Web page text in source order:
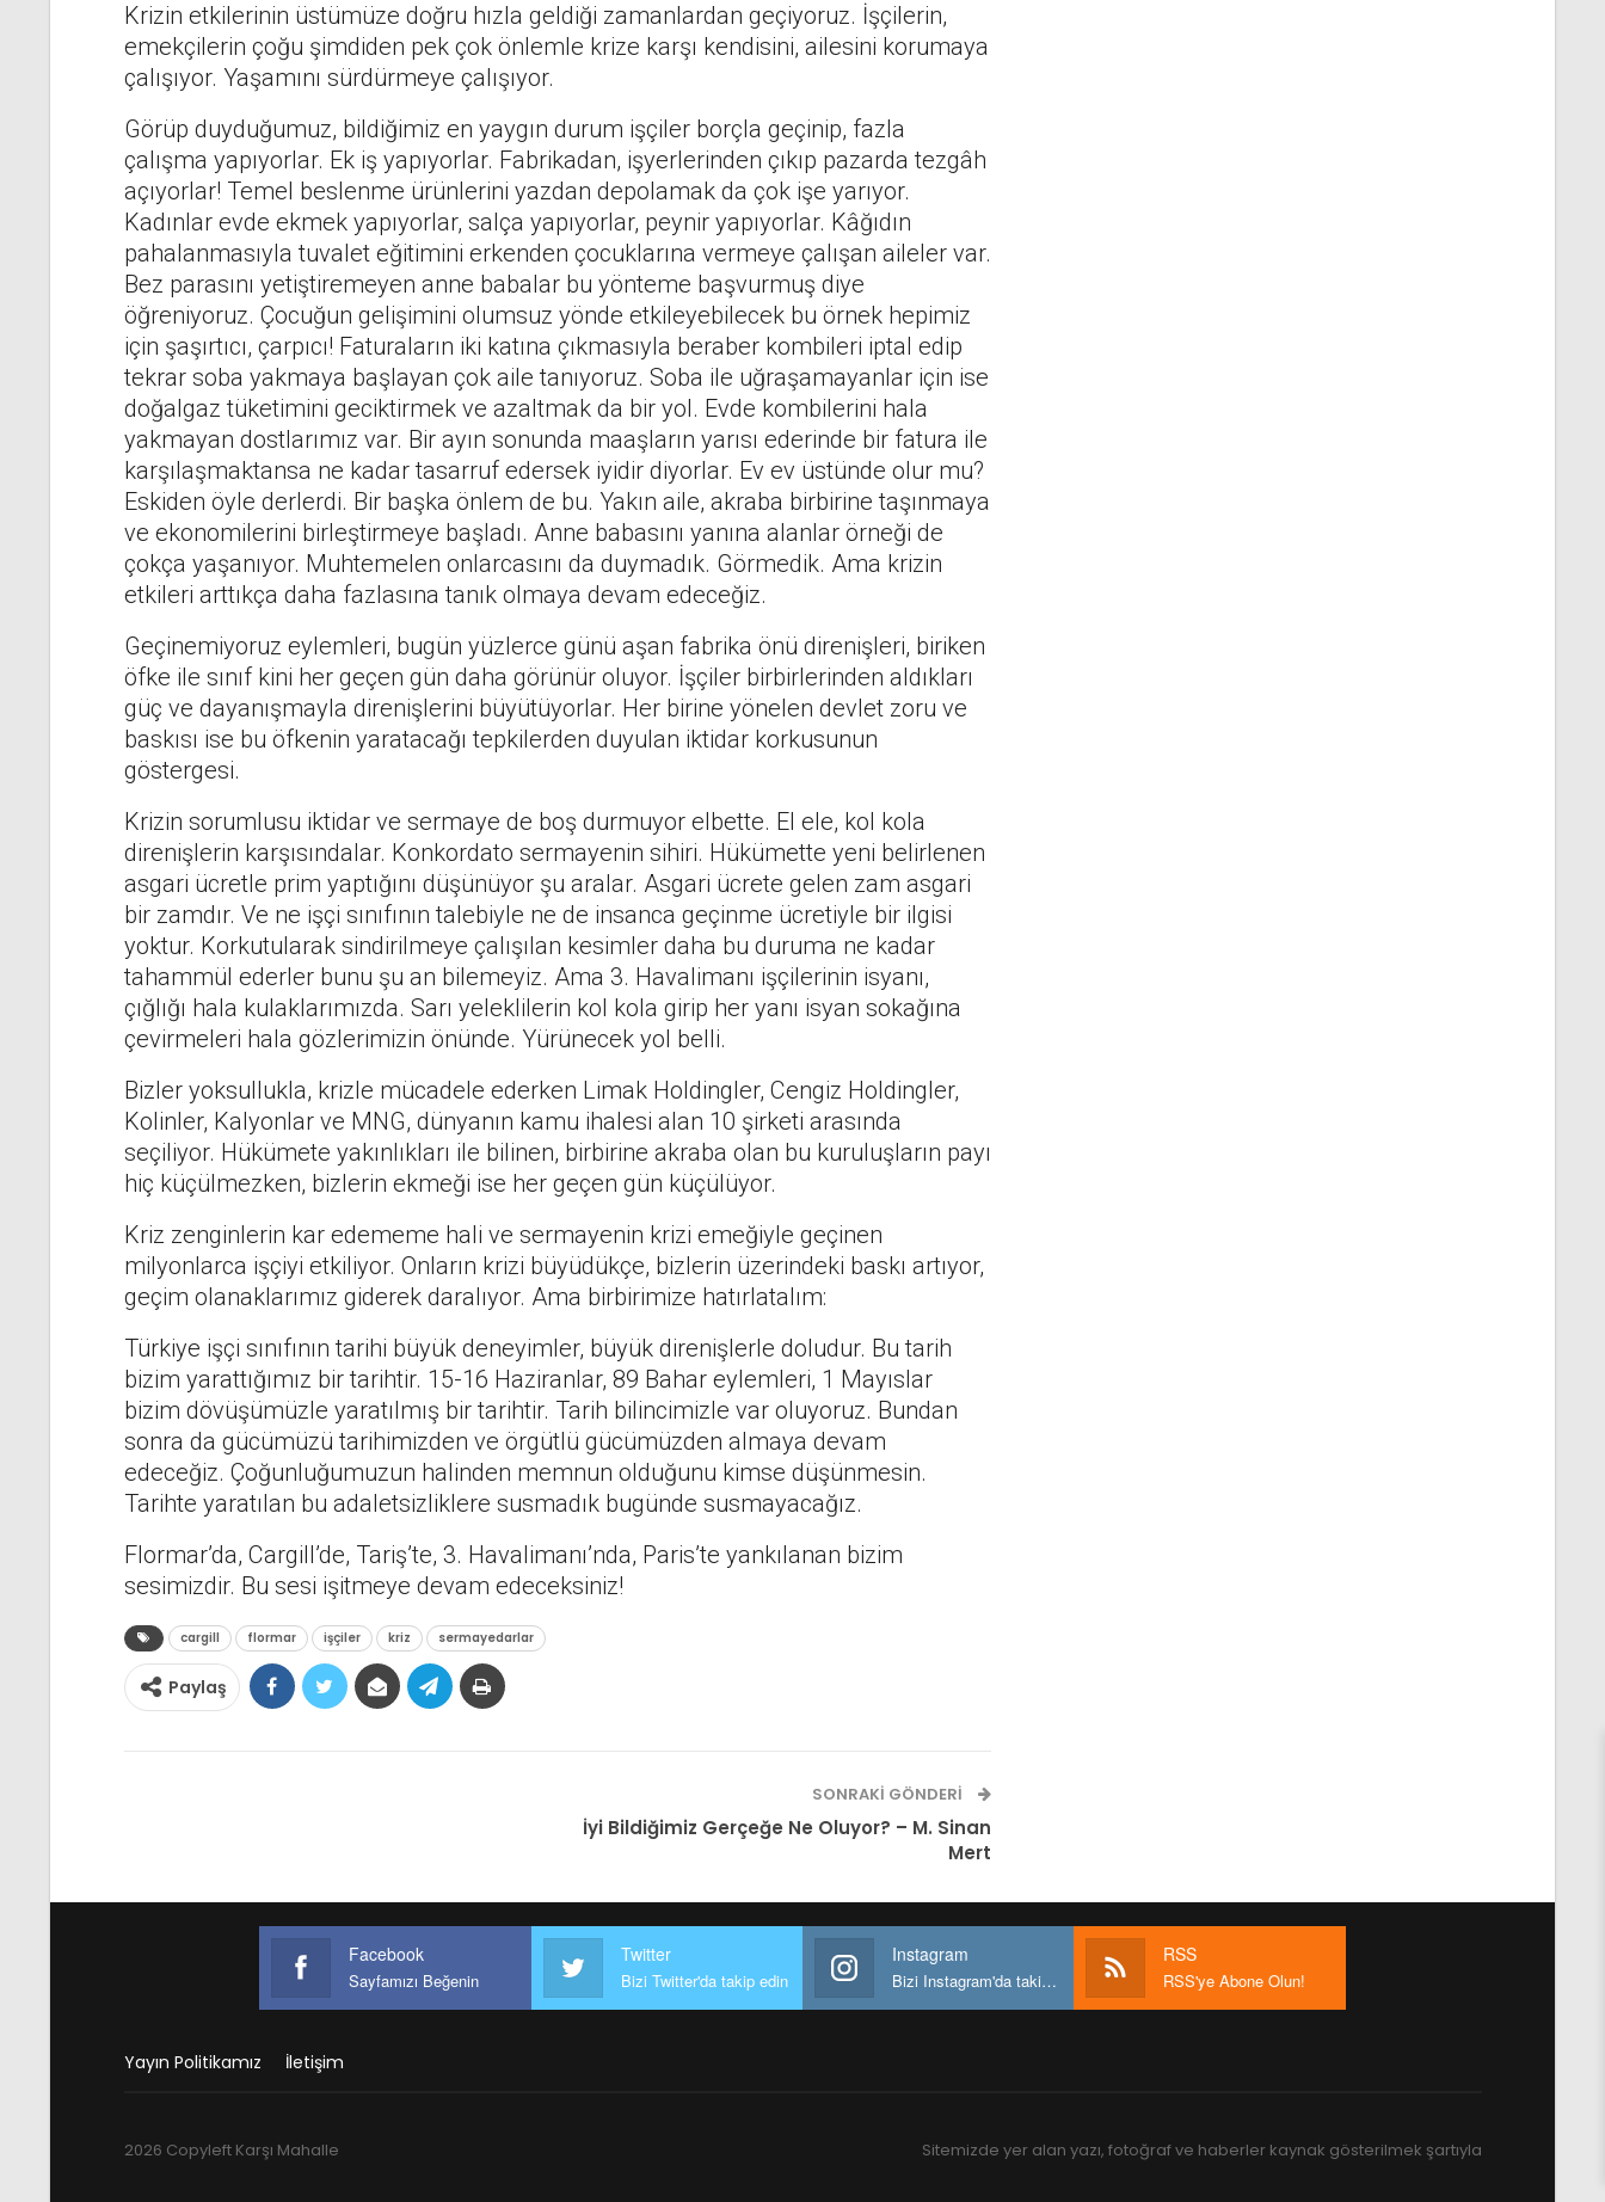
Krizin etkilerinin üstümüze doğru hızla geldiği zamanlardan geçiyoruz. İşçilerin,
emekçilerin çoğu şimdiden pek çok önlemle krize karşı kendisini, ailesini korumaya
çalışıyor. Yaşamını sürdürmeye çalışıyor.
Görüp duyduğumuz, bildiğimiz en yaygın durum işçiler borçla geçinip, fazla
çalışma yapıyorlar. Ek iş yapıyorlar. Fabrikadan, işyerlerinden çıkıp pazarda tezgâh
açıyorlar! Temel beslenme ürünlerini yazdan depolamak da çok işe yarıyor.
Kadınlar evde ekmek yapıyorlar, salça yapıyorlar, peynir yapıyorlar. Kâğıdın
pahalanmasıyla tuvalet eğitimini erkenden çocuklarına vermeye çalışan aileler var.
Bez parasını yetiştiremeyen anne babalar bu yönteme başvurmuş diye
öğreniyoruz. Çocuğun gelişimini olumsuz yönde etkileyebilecek bu örnek hepimiz
için şaşırtıcı, çarpıcı! Faturaların iki katına çıkmasıyla beraber kombileri iptal edip
tekrar soba yakmaya başlayan çok aile tanıyoruz. Soba ile uğraşamayanlar için ise
doğalgaz tüketimini geciktirmek ve azaltmak da bir yol. Evde kombilerini hala
yakmayan dostlarımız var. Bir ayın sonunda maaşların yarısı ederinde bir fatura ile
karşılaşmaktansa ne kadar tasarruf edersek iyidir diyorlar. Ev ev üstünde olur mu?
Eskiden öyle derlerdi. Bir başka önlem de bu. Yakın aile, akraba birbirine taşınmaya
ve ekonomilerini birleştirmeye başladı. Anne babasını yanına alanlar örneği de
çokça yaşanıyor. Muhtemelen onlarcasını da duymadık. Görmedik. Ama krizin
etkileri arttıkça daha fazlasına tanık olmaya devam edeceğiz.
Geçinemiyoruz eylemleri, bugün yüzlerce günü aşan fabrika önü direnişleri, biriken
öfke ile sınıf kini her geçen gün daha görünür oluyor. İşçiler birbirlerinden aldıkları
güç ve dayanışmayla direnişlerini büyütüyorlar. Her birine yönelen devlet zoru ve
baskısı ise bu öfkenin yaratacağı tepkilerden duyulan iktidar korkusunun
göstergesi.
Krizin sorumlusu iktidar ve sermaye de boş durmuyor elbette. El ele, kol kola
direnişlerin karşısındalar. Konkordato sermayenin sihiri. Hükümette yeni belirlenen
asgari ücretle prim yaptığını düşünüyor şu aralar. Asgari ücrete gelen zam asgari
bir zamdır. Ve ne işçi sınıfının talebiyle ne de insanca geçinme ücretiyle bir ilgisi
yoktur. Korkutularak sindirilmeye çalışılan kesimler daha bu duruma ne kadar
tahammül ederler bunu şu an bilemeyiz. Ama 3. Havalimanı işçilerinin isyanı,
çığlığı hala kulaklarımızda. Sarı yeleklilerin kol kola girip her yanı isyan sokağına
çevirmeleri hala gözlerimizin önünde. Yürünecek yol belli.
Bizler yoksullukla, krizle mücadele ederken Limak Holdingler, Cengiz Holdingler,
Kolinler, Kalyonlar ve MNG, dünyanın kamu ihalesi alan 10 şirketi arasında
seçiliyor. Hükümete yakınlıkları ile bilinen, birbirine akraba olan bu kuruluşların payı
hiç küçülmezken, bizlerin ekmeği ise her geçen gün küçülüyor.
Kriz zenginlerin kar edememe hali ve sermayenin krizi emeğiyle geçinen
milyonlarca işçiyi etkiliyor. Onların krizi büyüdükçe, bizlerin üzerindeki baskı artıyor,
geçim olanaklarımız giderek daralıyor. Ama birbirimize hatırlatalım:
Türkiye işçi sınıfının tarihi büyük deneyimler, büyük direnişlerle doludur. Bu tarih
bizim yarattığımız bir tarihtir. 15-16 Haziranlar, 89 Bahar eylemleri, 1 Mayıslar
bizim dövüşümüzle yaratılmış bir tarihtir. Tarih bilincimizle var oluyoruz. Bundan
sonra da gücümüzü tarihimizden ve örgütlü gücümüzden almaya devam
edeceğiz. Çoğunluğumuzun halinden memnun olduğunu kimse düşünmesin.
Tarihte yaratılan bu adaletsizliklere susmadık bugünde susmayacağız.
Flormar’da, Cargill’de, Tariş’te, 3. Havalimanı’nda, Paris’te yankılanan bizim
sesimizdir. Bu sesi işitmeye devam edeceksiniz!
cargill flormar işçiler kriz sermayedarlar
Paylaş
SONRAKI GÖNDERI
İyi Bildiğimiz Gerçeğe Ne Oluyor? – M. Sinan
Mert
Facebook
Sayfamızı Beğenin
Twitter
Bizi Twitter'da takip edin
Instagram
Bizi Instagram'da takip edin
RSS
RSS'ye Abone Olun!
Yayın Politikamız İletişim
2026 Copyleft Karşı Mahalle Sitemizde yer alan yazı, fotoğraf ve haberler kaynak gösterilmek şartıyla